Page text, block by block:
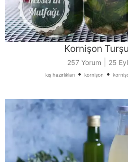
Kornişon
257 Yorum 25
kış hazırlıkları • kornişon •